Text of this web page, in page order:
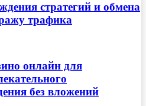
стратегий и обмена
трафика
онлайн для
без вложений